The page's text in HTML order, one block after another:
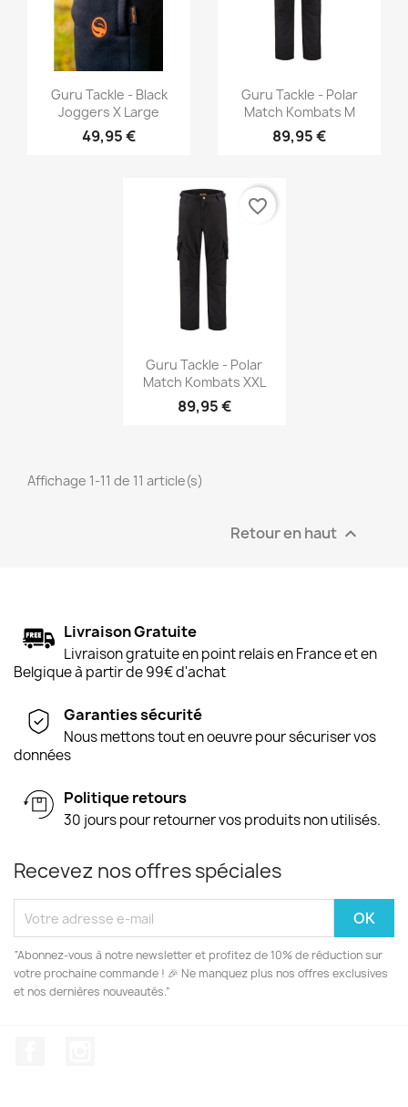
Aperçu rapide
Guru Tackle - Black
Joggers X Large
49,95 €
Aperçu rapide
Guru Tackle - Polar
Match Kombats M
89,95 €
Aperçu rapide
Guru Tackle - Polar
Match Kombats XXL
89,95 €
favorite_border
Affichage 1-11 de 11 article(s)
Retour en haut 
Livraison Gratuite
Livraison gratuite en point relais en France et en
Belgique à partir de 99€ d'achat
Garanties sécurité
Nous mettons tout en oeuvre pour sécuriser vos
données
Politique retours
30 jours pour retourner vos produits non utilisés.
Recevez nos offres spéciales
“Abonnez-vous à notre newsletter et profitez de 10% de réduction sur
votre prochaine commande ! 🎉 Ne manquez plus nos offres exclusives
et nos dernières nouveautés.”